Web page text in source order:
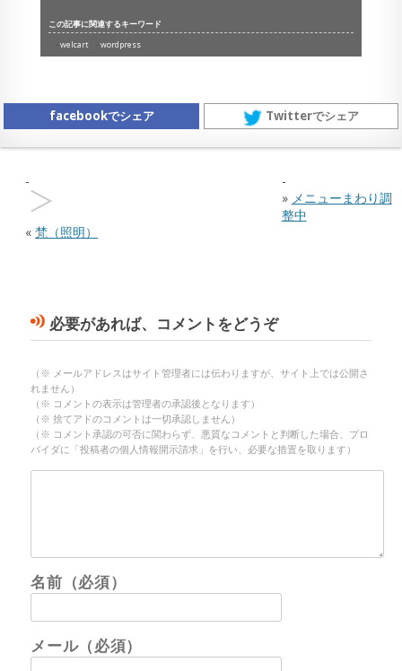
この記事に関連するキーワード
welcart
wordpress
facebookでシェア Twitterでシェア
« 梵（照明）
» メニューまわり調
整中
必要があれば、コメントをどうぞ
（※ メールアドレスはサイト管理者には伝わりますが、サイト上では公開さ
れません）
（※ コメントの表示は管理者の承認後となります）
（※ 捨てアドのコメントは一切承認しません）
（※ コメント承認の可否に関わらず、悪質なコメントと判断した場合、プロ
バイダに「投稿者の個人情報開示請求」を行い、必要な措置を取ります）
名前（必須）
メール（必須）